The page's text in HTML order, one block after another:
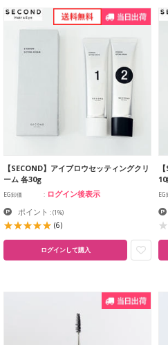
【SECOND】アイブロウセッティングクリ
ーム 各30g
EG卸価 ログイン後表示
ポイント :(1%)
(6)
ログインして購入
EG